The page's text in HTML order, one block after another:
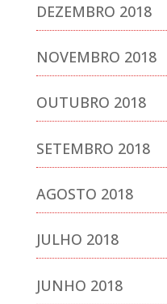
DEZEMBRO 2018
NOVEMBRO 2018
OUTUBRO 2018
SETEMBRO 2018
AGOSTO 2018
JULHO 2018
JUNHO 2018